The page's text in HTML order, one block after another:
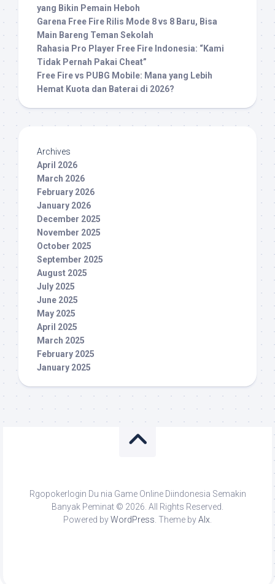
yang Bikin Pemain Heboh
Garena Free Fire Rilis Mode 8 vs 8 Baru, Bisa
Main Bareng Teman Sekolah
Rahasia Pro Player Free Fire Indonesia: “Kami
Tidak Pernah Pakai Cheat”
Free Fire vs PUBG Mobile: Mana yang Lebih
Hemat Kuota dan Baterai di 2026?
Archives
April 2026
March 2026
February 2026
January 2026
December 2025
November 2025
October 2025
September 2025
August 2025
July 2025
June 2025
May 2025
April 2025
March 2025
February 2025
January 2025
Rgopokerlogin Du nia Game Online Diindonesia Semakin
Banyak Peminat © 2026. All Rights Reserved.
Powered byWordPress . Theme byAlx